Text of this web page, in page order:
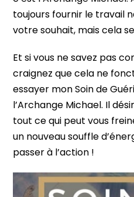
toujours fournir le travail
votre souhait, mais cela
Et si vous ne savez pas
craignez que cela ne
essayer mon Soin de
l’Archange Michael. Il
tout ce qui peut vous
un nouveau souffle
passer à l’action !